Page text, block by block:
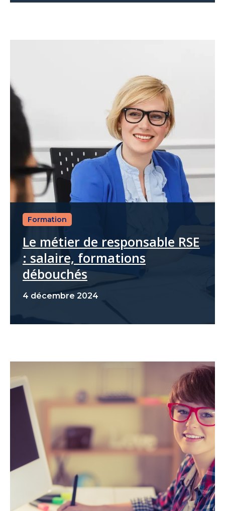
Formation
Le métier de responsable RSE
: salaire, formations
débouchés
4 décembre 2024